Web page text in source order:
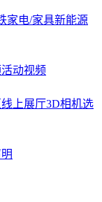
家电/家具新能源
活动视频
线上展厅3D相机选